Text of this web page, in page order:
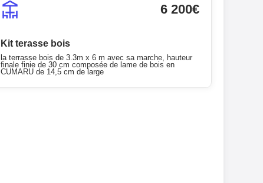
6 200€
Kit terasse bois
la terrasse bois de 3.3m x 6 m avec sa marche, hauteur
finale finie de 30 cm composée de lame de bois en
CUMARU de 14,5 cm de large